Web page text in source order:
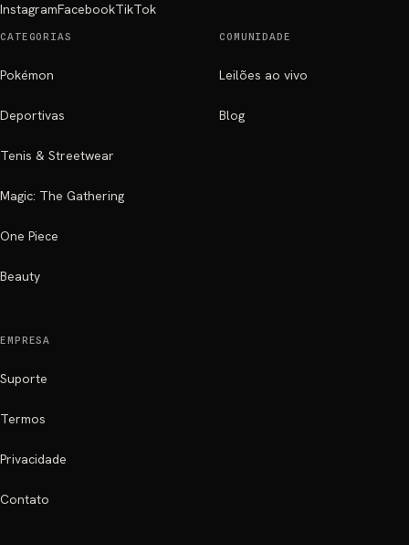
InstagramFacebookTikTok
CATEGORIAS
Pokémon
Deportivas
Tenis & Streetwear
Magic: The Gathering
One Piece
Beauty
COMUNIDADE
Leilões ao vivo
Blog
EMPRESA
Suporte
Termos
Privacidade
Contato